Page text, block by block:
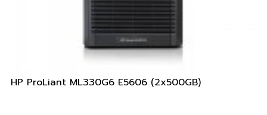
HP ProLiant ML330G6 E5606 (2x500GB)